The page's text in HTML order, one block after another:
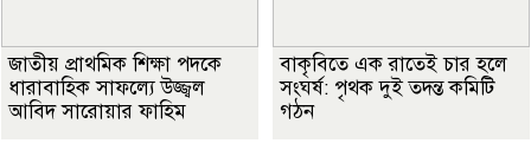
জাতীয় প্রাথমিক শিক্ষা পদকে
ধারাবাহিক সাফল্যে উজ্জ্বল
আবিদ সারোয়ার ফাহিম
বাকৃবিতে এক রাতেই চার হলে
সংঘর্ষ: পৃথক দুই তদন্ত কমিটি
গঠন